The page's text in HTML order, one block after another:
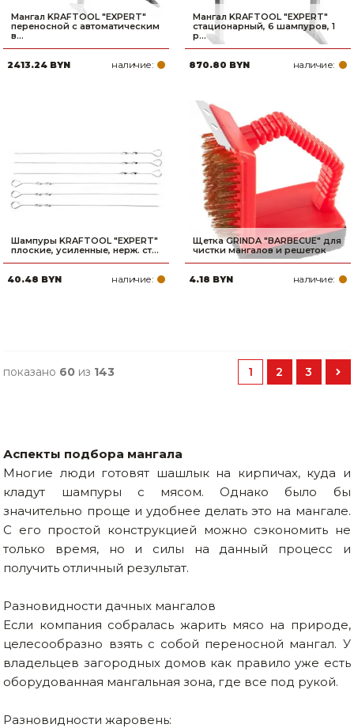
Мангал KRAFTOOL ″EXPERT″
переносной с автоматическим
в...
2413.24 BYN наличие:
Мангал KRAFTOOL ″EXPERT″
стационарный, 6 шампуров, 1
р...
870.80 BYN наличие:
Шампуры KRAFTOOL ″EXPERT″
плоские, усиленные, нерж. ст...
40.48 BYN наличие:
Щетка GRINDA ″BARBECUE″ для
чистки мангалов и решеток
4.18 BYN наличие:
показано 60 из 143 1 2 3
Аспекты подбора мангала
Многие люди готовят шашлык на кирпичах, куда и
кладут шампуры с мясом. Однако было бы
значительно проще и удобнее делать это на мангале.
С его простой конструкцией можно сэкономить не
только время, но и силы на данный процесс и
получить отличный результат.
Разновидности дачных мангалов
Если компания собралась жарить мясо на природе,
целесообразно взять с собой переносной мангал. У
владельцев загородных домов как правило уже есть
оборудованная мангальная зона, где все под рукой.
Разновидности жаровень: